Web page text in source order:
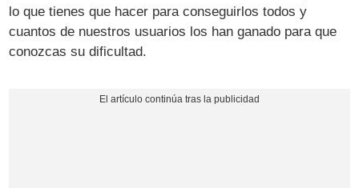
lo que tienes que hacer para conseguirlos todos y
cuantos de nuestros usuarios los han ganado para que
conozcas su dificultad.